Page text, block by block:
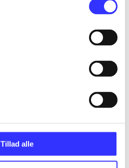
Tillad alle